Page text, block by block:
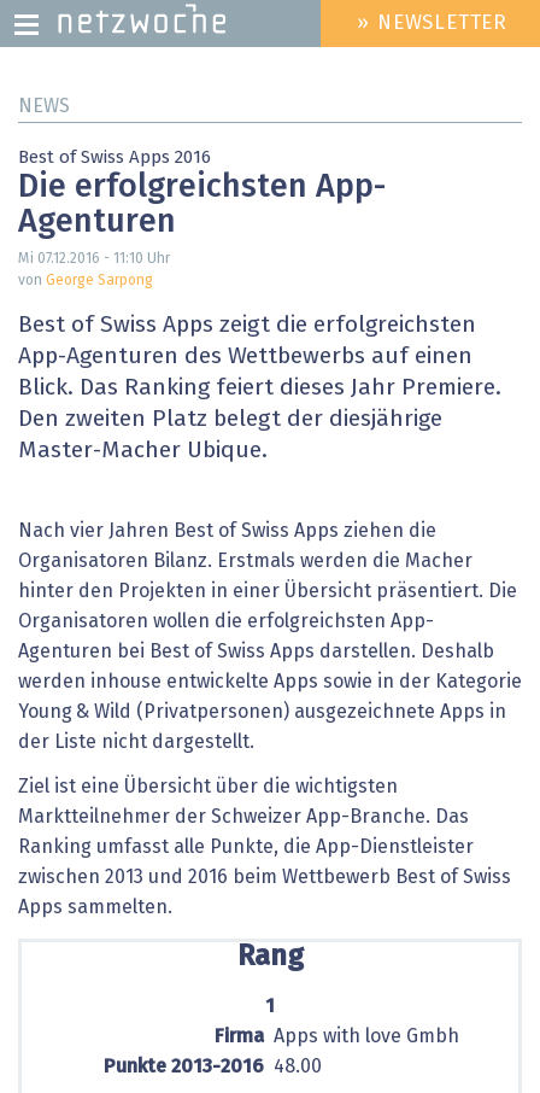
zum
HEADER
MENU
» NEWSLETTER
NEWS
Best of Swiss Apps 2016
Die erfolgreichsten App-
Agenturen
Mi 07.12.2016 - 11:10 Uhr
von George Sarpong
Best of Swiss Apps zeigt die erfolgreichsten
App-Agenturen des Wettbewerbs auf einen
Blick. Das Ranking feiert dieses Jahr Premiere.
Den zweiten Platz belegt der diesjährige
Master-Macher Ubique.
Nach vier Jahren Best of Swiss Apps ziehen die
Organisatoren Bilanz. Erstmals werden die Macher
hinter den Projekten in einer Übersicht präsentiert. Die
Organisatoren wollen die erfolgreichsten App-
Agenturen bei Best of Swiss Apps darstellen. Deshalb
werden inhouse entwickelte Apps sowie in der Kategorie
Young & Wild (Privatpersonen) ausgezeichnete Apps in
der Liste nicht dargestellt.
Ziel ist eine Übersicht über die wichtigsten
Marktteilnehmer der Schweizer App-Branche. Das
Ranking umfasst alle Punkte, die App-Dienstleister
zwischen 2013 und 2016 beim Wettbewerb Best of Swiss
Apps sammelten.
Rang
1
Firma Apps with love Gmbh
Punkte 2013-2016 48.00